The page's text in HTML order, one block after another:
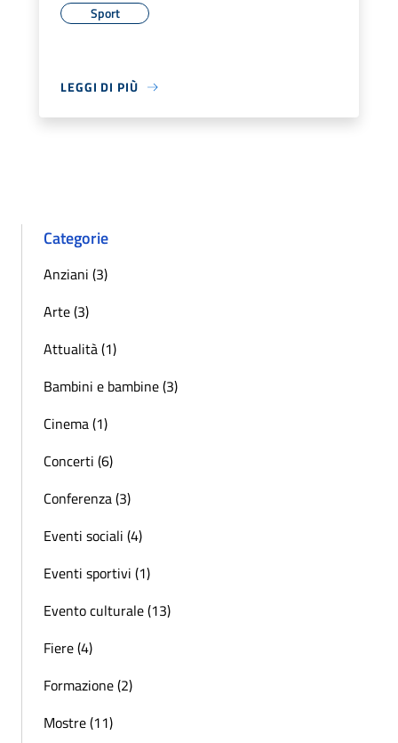
Sport
LEGGI DI PIÙ
Categorie
Anziani (3)
Arte (3)
Attualità (1)
Bambini e bambine (3)
Cinema (1)
Concerti (6)
Conferenza (3)
Eventi sociali (4)
Eventi sportivi (1)
Evento culturale (13)
Fiere (4)
Formazione (2)
Mostre (11)